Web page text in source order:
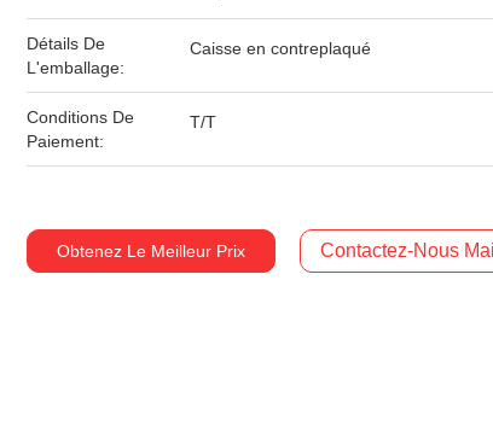
Détails De
L'emballage:
Caisse en contreplaqué
Conditions De
Paiement:
T/T
Obtenez Le Meilleur Prix Contactez-Nous